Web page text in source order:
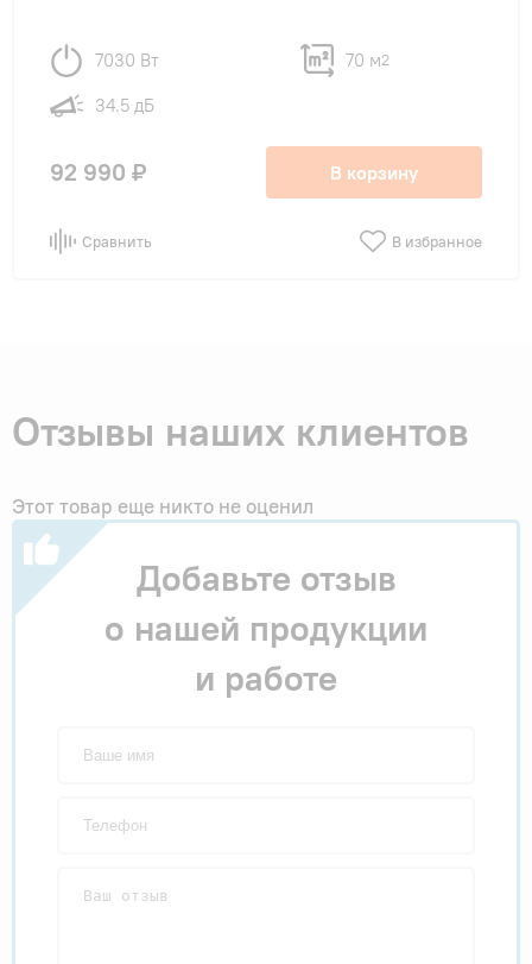
7030 Вт 70 м2
34.5 дБ
92 990 ₽ В корзину
Сравнить В избранное
Отзывы наших клиентов
Этот товар еще никто не оценил
Добавьте отзыв
о нашей продукции
и работе